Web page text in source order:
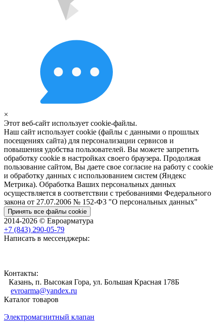
×
Этот веб-сайт использует cookie-файлы.
Наш сайт использует cookie (файлы с данными о прошлых
посещениях сайта) для персонализации сервисов и
повышения удобства пользователей. Вы можете запретить
обработку cookie в настройках своего браузера. Продолжая
пользование сайтом, Вы даете свое согласие на работу с cookie
и обработку данных с использованием систем (Яндекс
Метрика). Обработка Ваших персональных данных
осуществляется в соответствии с требованиями Федерального
закона от 27.07.2006 № 152-Ф3 "О персональных данных"
Принять все файлы cookie
2014-2026 © Евроарматура
+7 (843) 290-05-79
Написать в мессенджеры:
Контакты:
Казань, п. Высокая Гора, ул. Большая Красная 178Б
evroarma@yandex.ru
Каталог товаров
Электромагнитный клапан